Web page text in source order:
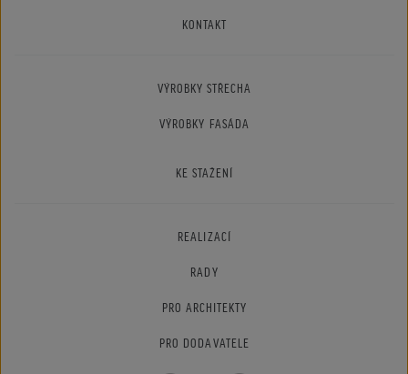
KONTAKT
VÝROBKY STŘECHA
VÝROBKY FASÁDA
KE STAŽENÍ
REALIZACÍ
RADY
PRO ARCHITEKTY
PRO DODAVATELE